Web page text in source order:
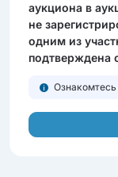
аукциона в
не
одним из
подтверждена
Ознакомтесь